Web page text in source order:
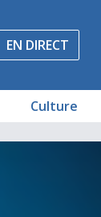
EN DIRECT
Culture